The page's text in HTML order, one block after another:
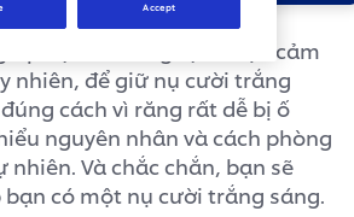
bạn dễ dàng tạo thiện cảm
nhiên, để giữ nụ cười trắng
cách vì răng rất dễ bị ố
nguyên nhân và cách phòng
Và chắc chắn, bạn sẽ
có một nụ cười trắng sáng.
Accept